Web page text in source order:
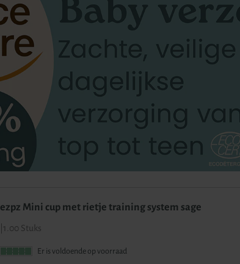
ezpz Mini cup met rietje training system sage
1.00 Stuks
Er is voldoende op voorraad